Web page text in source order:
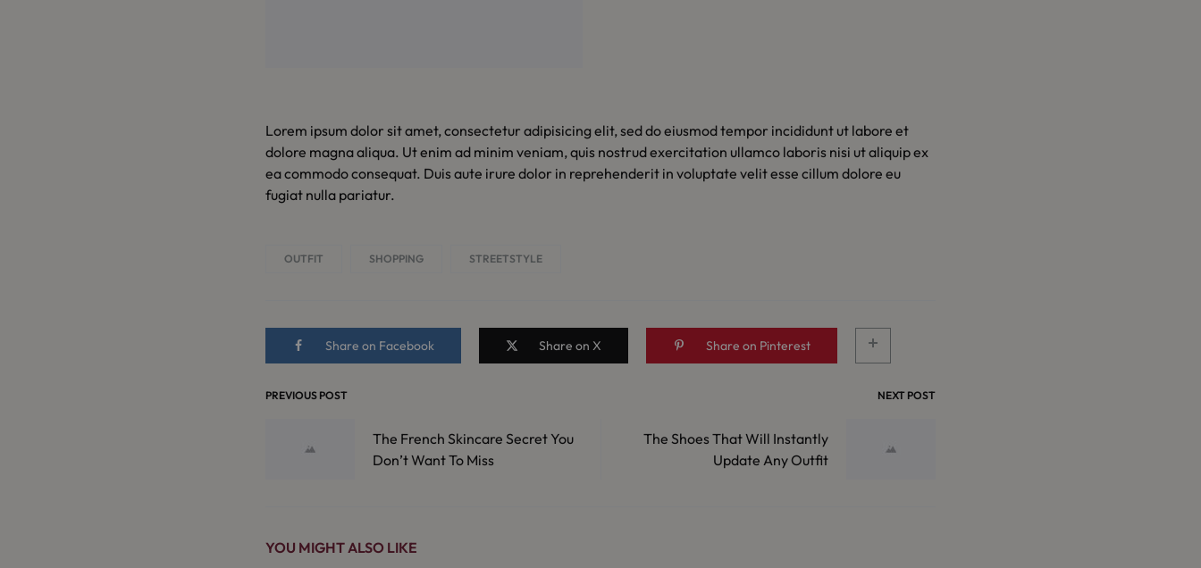
Lorem ipsum dolor sit amet, consectetur adipisicing elit, sed do eiusmod tempor incididunt ut labore et
dolore magna aliqua. Ut enim ad minim veniam, quis nostrud exercitation ullamco laboris nisi ut aliquip ex
ea commodo consequat. Duis aute irure dolor in reprehenderit in voluptate velit esse cillum dolore eu
fugiat nulla pariatur.
OUTFIT SHOPPING STREETSTYLE
Share on Facebook Share on X Share on Pinterest
NAVIGATION
PREVIOUS POST NEXT POST
The French Skincare Secret You
Don’t Want To Miss
The Shoes That Will Instantly
Update Any Outfit
YOU MIGHT ALSO LIKE